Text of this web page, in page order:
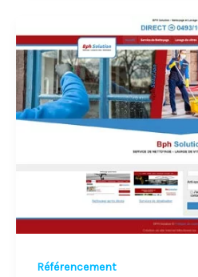
Référencement
payer
Google
pour
positionner
Internet